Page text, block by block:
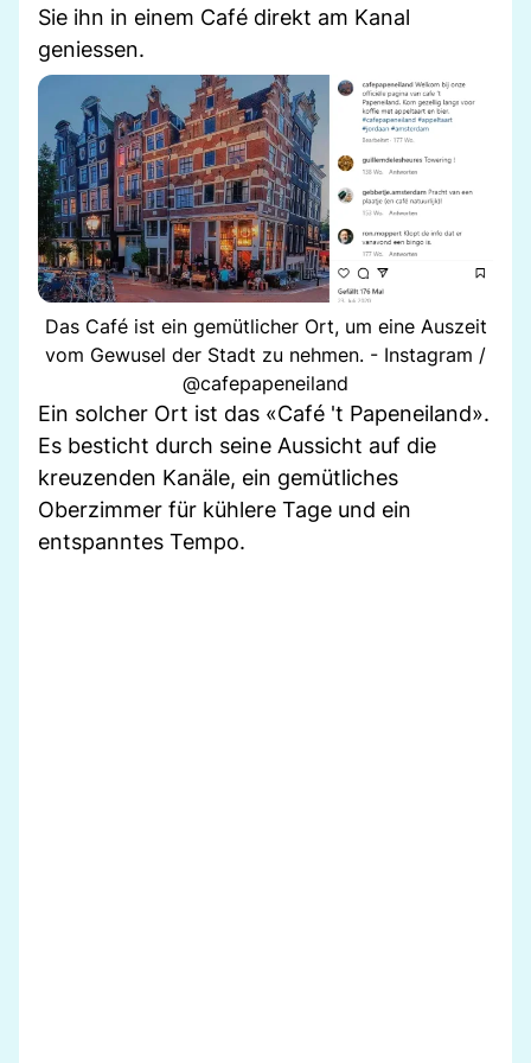
Sie ihn in einem Café direkt am Kanal
geniessen.
Das Café ist ein gemütlicher Ort, um eine Auszeit
vom Gewusel der Stadt zu nehmen. - Instagram /
@cafepapeneiland
Ein solcher Ort ist das «Café 't Papeneiland».
Es besticht durch seine Aussicht auf die
kreuzenden Kanäle, ein gemütliches
Oberzimmer für kühlere Tage und ein
entspanntes Tempo.